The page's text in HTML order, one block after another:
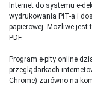
Internet do systemu e-
wydrukowania PIT-a i
papierowej. Możliwe jest
PDF.
Program e-pity online
przeglądarkach
Chrome) zarówno na